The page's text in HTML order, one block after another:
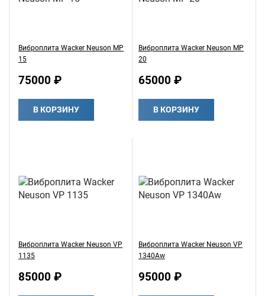
Виброплита Wacker Neuson MP
15
75000 ₽
В КОРЗИНУ
Виброплита Wacker Neuson MP
20
65000 ₽
В КОРЗИНУ
Виброплита Wacker Neuson VP
1135
85000 ₽
Виброплита Wacker Neuson VP
1340Aw
95000 ₽